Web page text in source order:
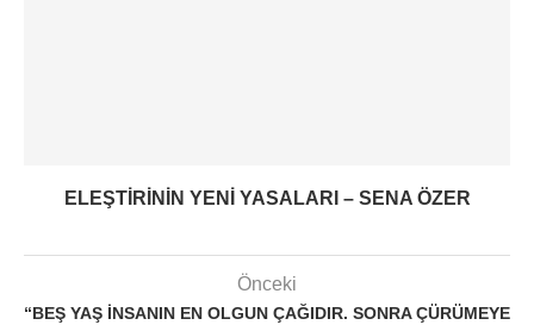
ELEŞTIRININ YENI YASALARI – SENA ÖZER
Önceki
“BEŞ YAŞ INSANIN EN OLGUN ÇAĞIDIR. SONRA ÇÜRÜMEYE